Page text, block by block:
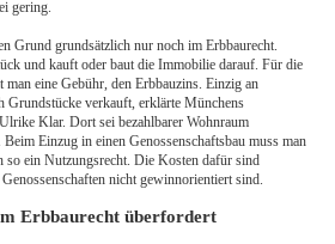
gering.
Grund grundsätzlich nur noch im Erbbaurecht.
und kauft oder baut die Immobilie darauf. Für die
eine Gebühr, den Erbbauzins. Einzig an
Grundstücke verkauft, erklärte Münchens
Klar. Dort sei bezahlbarer Wohnraum
Einzug in einen Genossenschaftsbau muss man
ein Nutzungsrecht. Die Kosten dafür sind
nicht gewinnorientiert sind.
Erbbaurecht überfordert